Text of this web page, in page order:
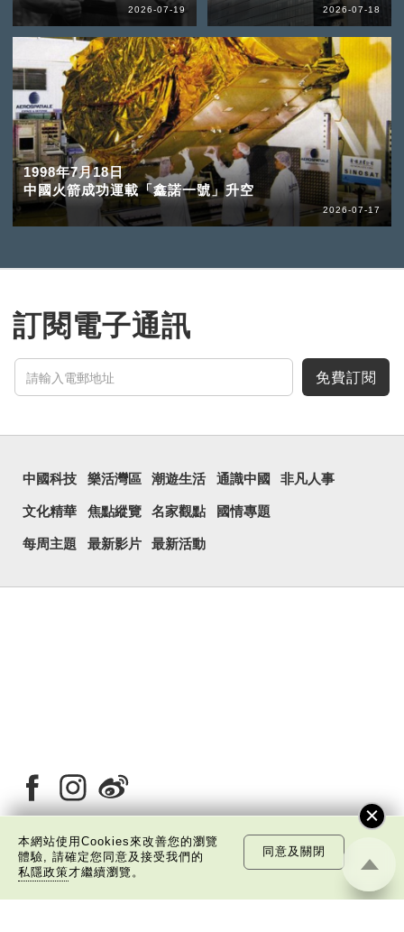
2026-07-19 2026-07-18
1998年7月18日
中國火箭成功運載「鑫諾一號」升空
2026-07-17
訂閱電子通訊
免費訂閱
中國科技 樂活灣區 潮遊生活 通識中國 非凡人事
文化精華 焦點縱覽 名家觀點 國情專題
每周主題 最新影片 最新活動
關於我們 版權告示 私隱政策聲明 免責聲明
本網站使用Cookies來改善您的瀏覽
體驗, 請確定您同意及接受我們的
私隱政策才繼續瀏覽。
同意及關閉